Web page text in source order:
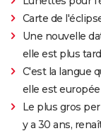
Carte de
Une nouvelle
elle est plus
C'est la langue
elle est
Le plus gros
y a 30 ans,